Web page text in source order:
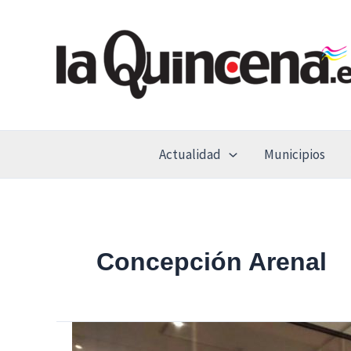
Actualidad Municipios
Concepción Arenal